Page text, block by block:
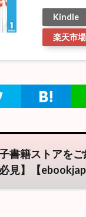
Kindle
楽天市場
書籍ストアを
見】【